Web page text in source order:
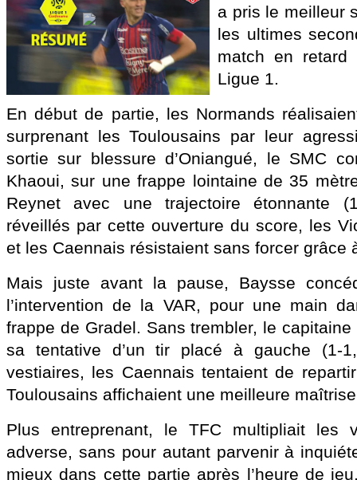
a pris le meilleur
les ultimes
match en
Ligue 1.
En début de partie, les Normands
surprenant les Toulousains par leur
sortie sur blessure d’Oniangué, le SMC
Khaoui, sur une frappe lointaine de 35
Reynet avec une trajectoire étonnante
réveillés par cette ouverture du score, les
et les Caennais résistaient sans forcer grâce
Mais juste avant la pause, Baysse
l’intervention de la VAR, pour une main
frappe de Gradel. Sans trembler, le
sa tentative d’un tir placé à gauche (1-
vestiaires, les Caennais tentaient de
Toulousains affichaient une meilleure
Plus entreprenant, le TFC multipliait les
adverse, sans pour autant parvenir à
mieux dans cette partie après l’heure de